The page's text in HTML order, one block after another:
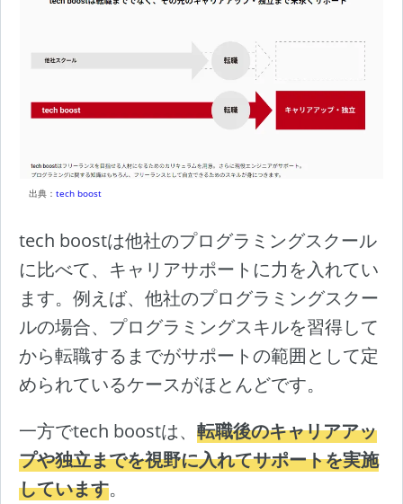
出典： tech boost
tech boostは他社のプログラミングスクール
に比べて、キャリアサポートに力を入れてい
ます。例えば、他社のプログラミングスクー
ルの場合、プログラミングスキルを習得して
から転職するまでがサポートの範囲として定
められているケースがほとんどです。
一方でtech boostは、 転職後のキャリアアッ
プや独立までを視野に入れてサポートを実施
しています。